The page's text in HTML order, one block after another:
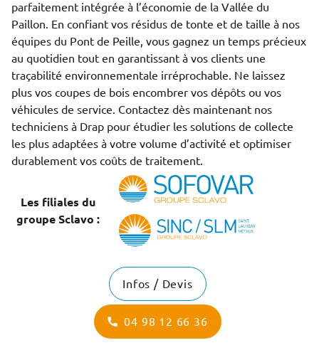
parfaitement intégrée à l’économie de la Vallée du
Paillon. En confiant vos résidus de tonte et de taille à nos
équipes du Pont de Peille, vous gagnez un temps précieux
au quotidien tout en garantissant à vos clients une
traçabilité environnementale irréprochable. Ne laissez
plus vos coupes de bois encombrer vos dépôts ou vos
véhicules de service. Contactez dès maintenant nos
techniciens à Drap pour étudier les solutions de collecte
les plus adaptées à votre volume d’activité et optimiser
durablement vos coûts de traitement.
Les filiales du
groupe Sclavo :
Infos / Devis
04 98 12 66 36